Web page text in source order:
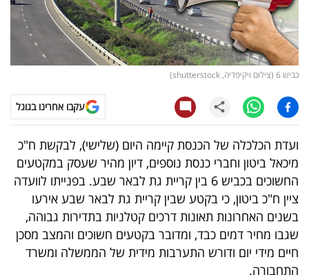
עסקית
קריפטו
ויראלי
טלוויזיה
עסקי
ספורט
קריירה
ולימודים
מינויים
כביש 6 (צילום ויקיפדיה, shutterstock)
עקבו אחרינו בגוגל
ועדת הכלכלה של הכנסת קיימה היום (שלישי), לבקשת ח"כ
מיכאל ביטון וחברי כנסת נוספים, דיון מהיר שעסק במקטעים
החשוכים בכביש 6 בין קריית גת לבאר שבע. בפנייתו לוועדה
ציין ח"כ ביטון, כי בקטע שבין קריית גת לבאר שבע אירעו
בשנים האחרונות תאונות דרכים קטלניות בתדירות גבוהה,
שגבו מחיר דמים כבד, ומדובר בקטעים חשוכים והמצב מסכן
חיים מידי יום ודורש התערבות מידית של הממשלה ומשרד
התחבורה.